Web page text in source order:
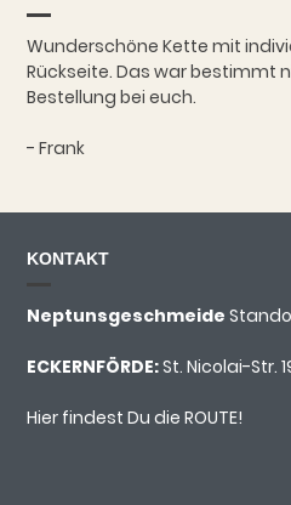
Wunderschöne Kette mit
Rückseite. Das war bestimmt
Bestellung bei euch.
- Frank
KONTAKT
Neptunsgeschmeide
ECKERNFÖRDE:St. Nicolai-Str.
Hier findest Du die ROUTE!